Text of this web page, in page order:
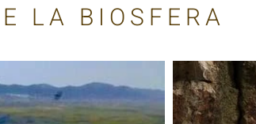
LA BIOSFERA